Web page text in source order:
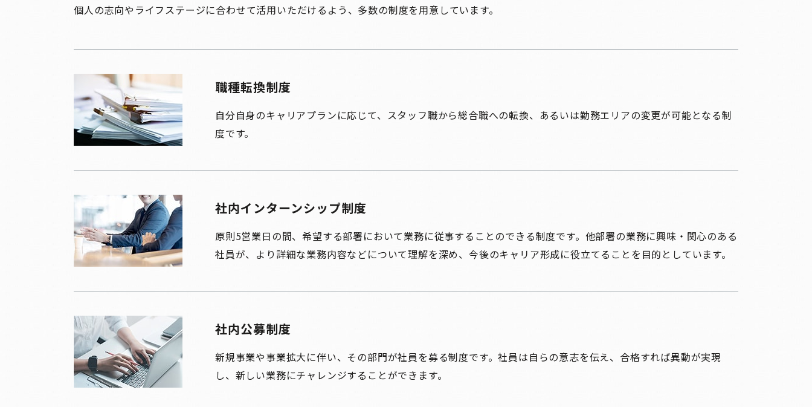
個人の志向やライフステージに合わせて活用いただけるよう、多数の制度を用意しています。
職種転換制度
自分自身のキャリアプランに応じて、スタッフ職から総合職への転換、あるいは勤務エリアの変更が可能となる制
度です。
社内インターンシップ制度
原則5営業日の間、希望する部署において業務に従事することのできる制度です。他部署の業務に興味・関心のある
社員が、より詳細な業務内容などについて理解を深め、今後のキャリア形成に役立てることを目的としています。
社内公募制度
新規事業や事業拡大に伴い、その部門が社員を募る制度です。社員は自らの意志を伝え、合格すれば異動が実現
し、新しい業務にチャレンジすることができます。